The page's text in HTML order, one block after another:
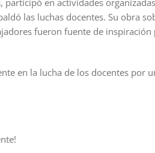
participó en actividades
las luchas docentes. Su obra
fueron fuente de
en la lucha de los docentes por